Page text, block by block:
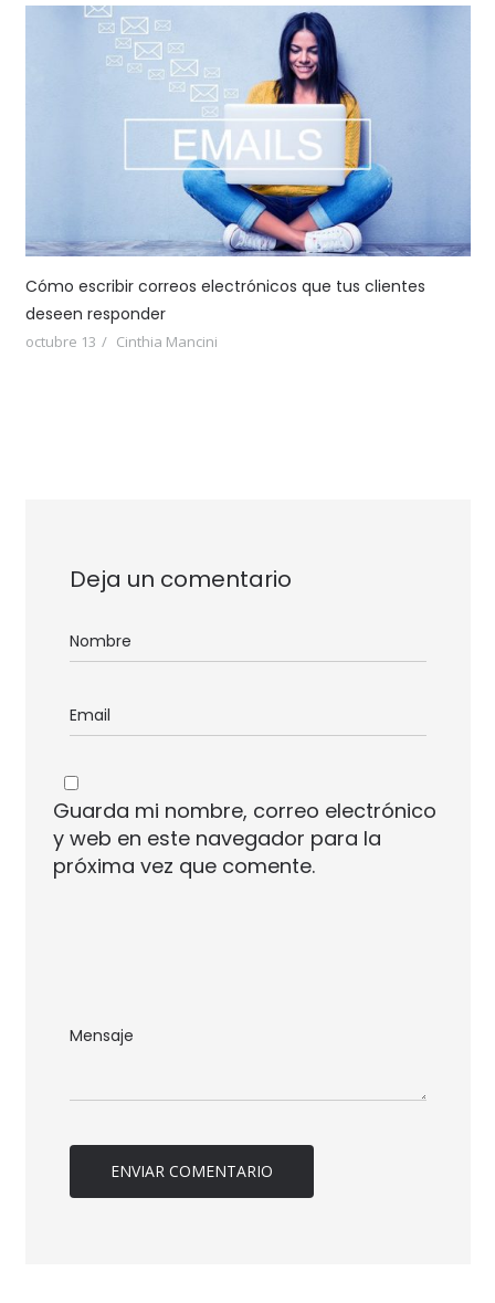
Cómo escribir correos electrónicos que tus clientes
deseen responder
octubre 13 Cinthia Mancini
Deja un comentario
Guarda mi nombre, correo electrónico
y web en este navegador para la
próxima vez que comente.